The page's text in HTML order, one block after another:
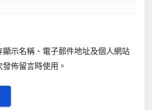
顯示名稱、電子郵件地址及個人網站
佈留言時使用。